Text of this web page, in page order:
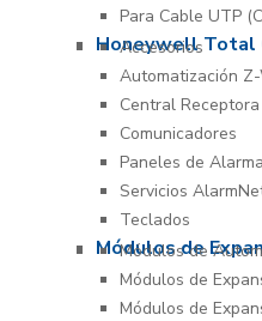
Para Cable UTP
Honeywell Total
Accesorios
Automatización Z-
Central Receptora
Comunicadores
Paneles de Alarma
Servicios
Teclados
Módulos de
Módulos de
Módulos de
Módulos de